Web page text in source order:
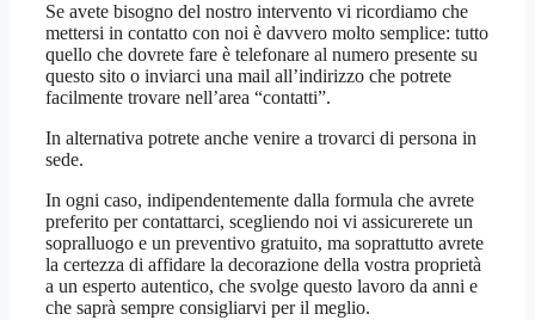
Se avete bisogno del nostro intervento vi ricordiamo che
mettersi in contatto con noi è davvero molto semplice: tutto
quello che dovrete fare è telefonare al numero presente su
questo sito o inviarci una mail all’indirizzo che potrete
facilmente trovare nell’area “contatti”.
In alternativa potrete anche venire a trovarci di persona in
sede.
In ogni caso, indipendentemente dalla formula che avrete
preferito per contattarci, scegliendo noi vi assicurerete un
sopralluogo e un preventivo gratuito, ma soprattutto avrete
la certezza di affidare la decorazione della vostra proprietà
a un esperto autentico, che svolge questo lavoro da anni e
che saprà sempre consigliarvi per il meglio.